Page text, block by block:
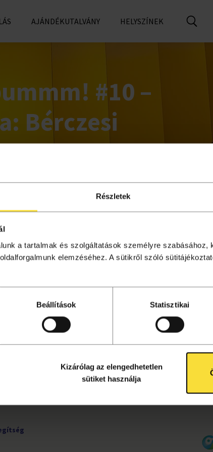
Részletek
a tartalmak és szolgáltatások személyre szabásához,
elemzéséhez. A sütikről szóló
Beállítások Statisztikai
Kizárólag az elengedhetetlen
sütiket használja
AJÁNDÉKUTALVÁNY HELYSZÍNEK
#10 –
Bérczesi
lezárult. Kattintsidea további programok
KÖVESS MINKET!
Facebook
Instagram